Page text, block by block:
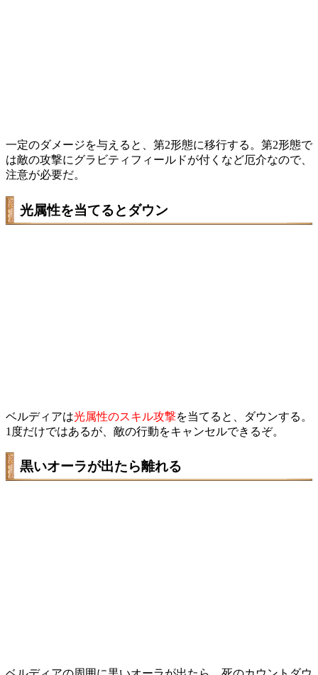
一定のダメージを与えると、第2形態に移行する。第2形態で
は敵の攻撃にグラビティフィールドが付くなど厄介なので、
注意が必要だ。
光属性を当てるとダウン
ベルディアは光属性のスキル攻撃を当てると、ダウンする。
1度だけではあるが、敵の行動をキャンセルできるぞ。
黒いオーラが出たら離れる